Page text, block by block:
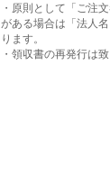
・原則として「ご注
がある場合は「法人
ります。
・領収書の再発行は